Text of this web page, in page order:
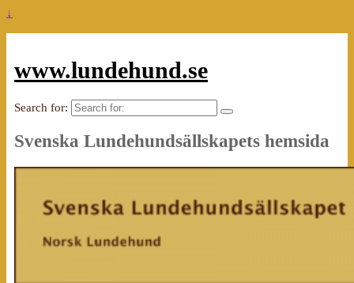
↓
www.lundehund.se
Search for:
Svenska Lundehundsällskapets hemsida